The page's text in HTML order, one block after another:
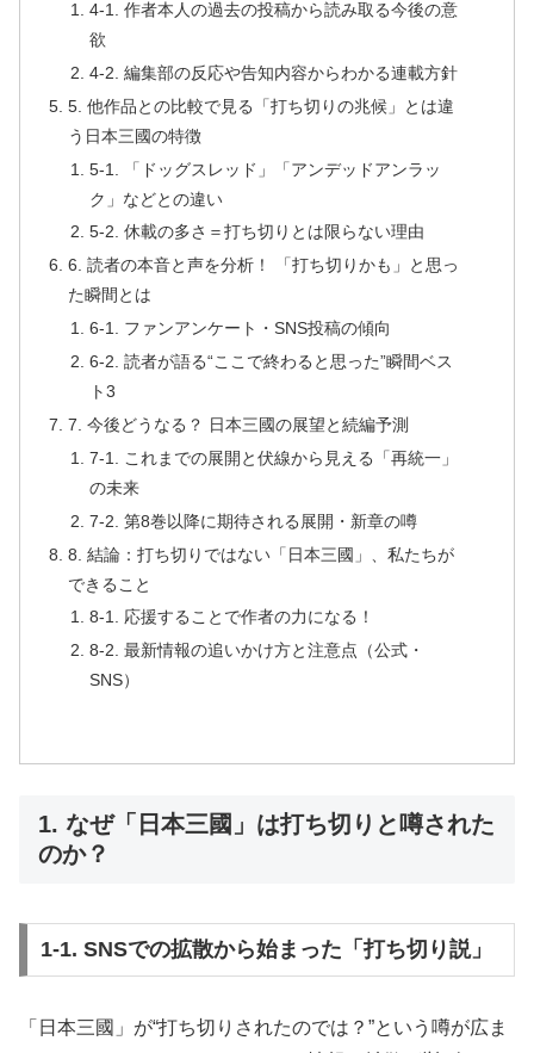
4-1. 作者本人の過去の投稿から読み取る今後の意
欲
4-2. 編集部の反応や告知内容からわかる連載方針
5. 他作品との比較で見る「打ち切りの兆候」とは違
う日本三國の特徴
5-1. 「ドッグスレッド」「アンデッドアンラッ
ク」などとの違い
5-2. 休載の多さ＝打ち切りとは限らない理由
6. 読者の本音と声を分析！ 「打ち切りかも」と思っ
た瞬間とは
6-1. ファンアンケート・SNS投稿の傾向
6-2. 読者が語る“ここで終わると思った”瞬間ベス
ト3
7. 今後どうなる？ 日本三國の展望と続編予測
7-1. これまでの展開と伏線から見える「再統一」
の未来
7-2. 第8巻以降に期待される展開・新章の噂
8. 結論：打ち切りではない「日本三國」、私たちが
できること
8-1. 応援することで作者の力になる！
8-2. 最新情報の追いかけ方と注意点（公式・
SNS）
1. なぜ「日本三國」は打ち切りと噂された
のか？
1-1. SNSでの拡散から始まった「打ち切り説」
「日本三國」が“打ち切りされたのでは？”という噂が広ま